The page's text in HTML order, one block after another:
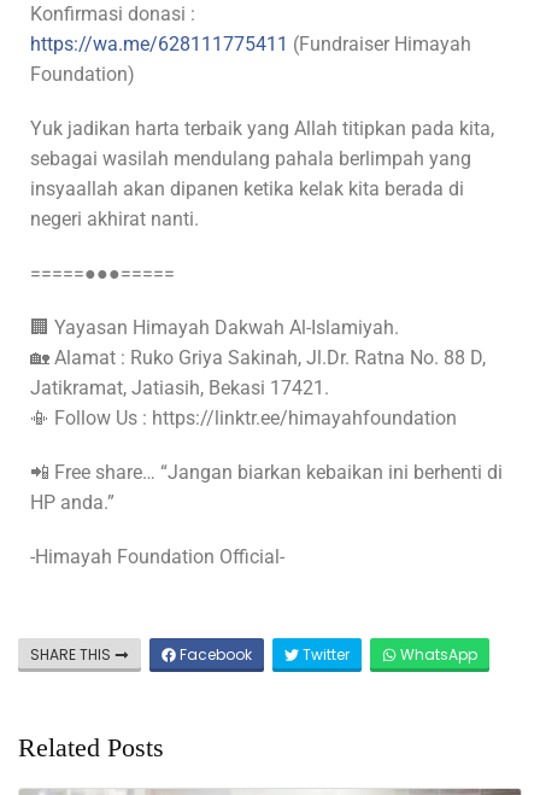
Konfirmasi donasi :
https://wa.me/628111775411 (Fundraiser Himayah
Foundation)
Yuk jadikan harta terbaik yang Allah titipkan pada kita,
sebagai wasilah mendulang pahala berlimpah yang
insyaallah akan dipanen ketika kelak kita berada di
negeri akhirat nanti.
=====●●●=====
🏢 Yayasan Himayah Dakwah Al-Islamiyah.
🏡 Alamat : Ruko Griya Sakinah, Jl.Dr. Ratna No. 88 D,
Jatikramat, Jatiasih, Bekasi 17421.
📳 Follow Us : https://linktr.ee/himayahfoundation
📲 Free share… “Jangan biarkan kebaikan ini berhenti di
HP anda.”
-Himayah Foundation Official-
SHARE THIS Facebook Twitter WhatsApp
Related Posts